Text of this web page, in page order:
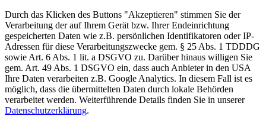
Durch das Klicken des Buttons "Akzeptieren" stimmen Sie der
Verarbeitung der auf Ihrem Gerät bzw. Ihrer Endeinrichtung
gespeicherten Daten wie z.B. persönlichen Identifikatoren oder IP-
Adressen für diese Verarbeitungszwecke gem. § 25 Abs. 1 TDDDG
sowie Art. 6 Abs. 1 lit. a DSGVO zu. Darüber hinaus willigen Sie
gem. Art. 49 Abs. 1 DSGVO ein, dass auch Anbieter in den USA
Ihre Daten verarbeiten z.B. Google Analytics. In diesem Fall ist es
möglich, dass die übermittelten Daten durch lokale Behörden
verarbeitet werden. Weiterführende Details finden Sie in unserer
Datenschutzerklärung.